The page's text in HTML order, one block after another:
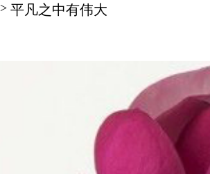
> 平凡之中有伟大